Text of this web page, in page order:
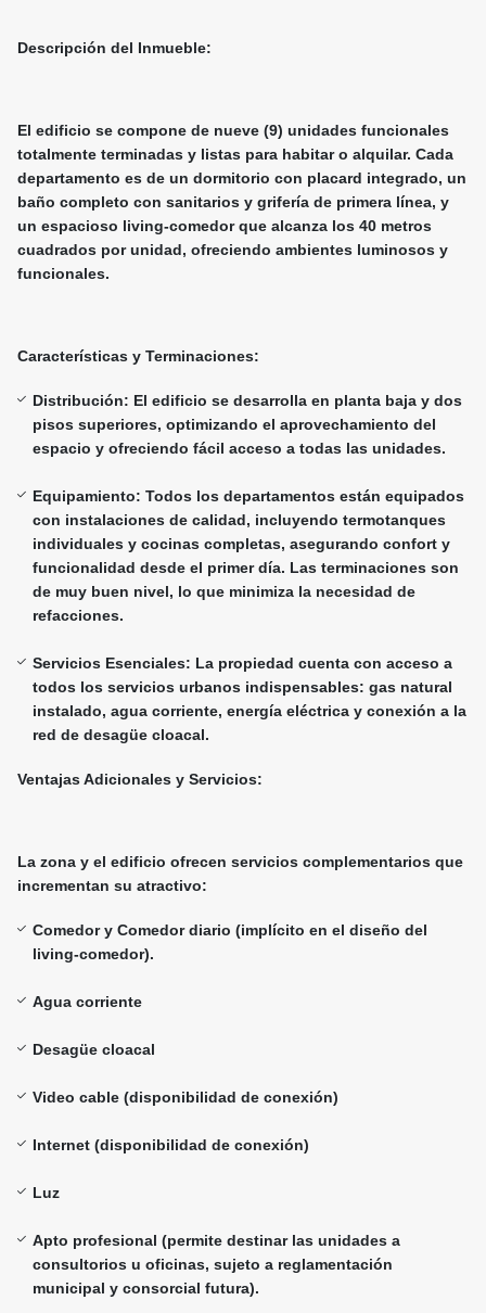
Descripción del Inmueble:
El edificio se compone de nueve (9) unidades funcionales
totalmente terminadas y listas para habitar o alquilar. Cada
departamento es de un dormitorio con placard integrado, un
baño completo con sanitarios y grifería de primera línea, y
un espacioso living-comedor que alcanza los 40 metros
cuadrados por unidad, ofreciendo ambientes luminosos y
funcionales.
Características y Terminaciones:
Distribución: El edificio se desarrolla en planta baja y dos
pisos superiores, optimizando el aprovechamiento del
espacio y ofreciendo fácil acceso a todas las unidades.
Equipamiento: Todos los departamentos están equipados
con instalaciones de calidad, incluyendo termotanques
individuales y cocinas completas, asegurando confort y
funcionalidad desde el primer día. Las terminaciones son
de muy buen nivel, lo que minimiza la necesidad de
refacciones.
Servicios Esenciales: La propiedad cuenta con acceso a
todos los servicios urbanos indispensables: gas natural
instalado, agua corriente, energía eléctrica y conexión a la
red de desagüe cloacal.
Ventajas Adicionales y Servicios:
La zona y el edificio ofrecen servicios complementarios que
incrementan su atractivo:
Comedor y Comedor diario (implícito en el diseño del
living-comedor).
Agua corriente
Desagüe cloacal
Video cable (disponibilidad de conexión)
Internet (disponibilidad de conexión)
Luz
Apto profesional (permite destinar las unidades a
consultorios u oficinas, sujeto a reglamentación
municipal y consorcial futura).